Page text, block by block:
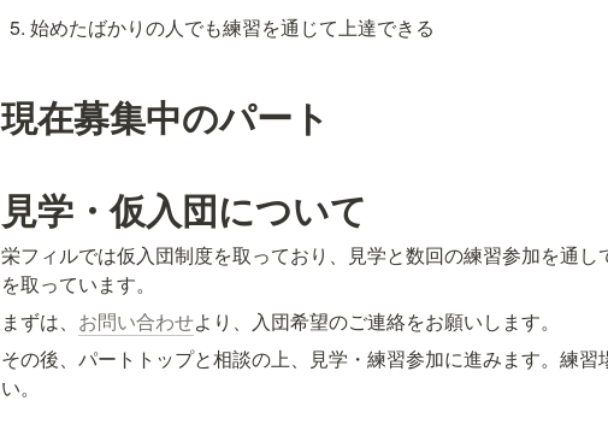
始めたばかりの人でも練習を通じて上達できる
現在募集中のパート
見学・仮入団について
栄フィルでは仮入団制度を取っており、見学と数回の練習参加を通し
を取っています。
まずは、 お問い合わせより、入団希望のご連絡をお願いします。
その後、パートトップと相談の上、見学・練習参加に進みます。練習
い。